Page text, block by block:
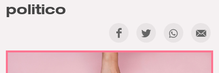
politico